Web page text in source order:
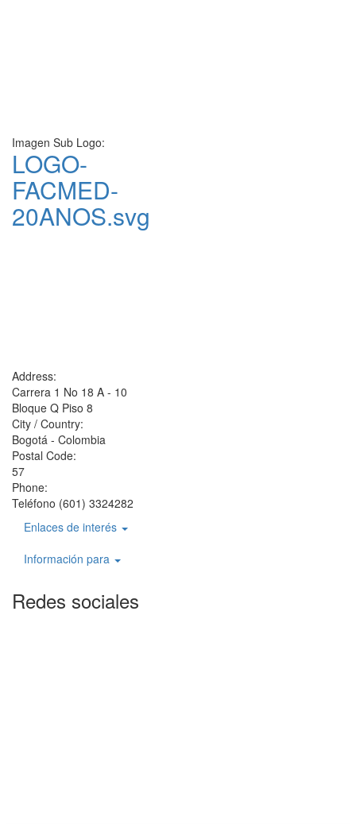
Imagen Sub Logo:
LOGO-
FACMED-
20ANOS.svg
Address:
Carrera 1 No 18 A - 10
Bloque Q Piso 8
City / Country:
Bogotá - Colombia
Postal Code:
57
Phone:
Teléfono (601) 3324282
Enlaces de interés
Información para
Redes sociales